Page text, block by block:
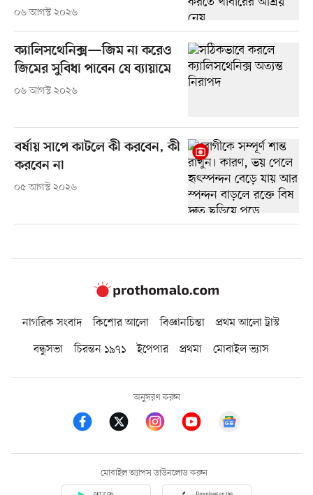
০৬ আগস্ট ২০২৬
ক্যালিসথেনিক্স—জিম না করেও
জিমের সুবিধা পাবেন যে ব্যায়ামে
০৬ আগস্ট ২০২৬
বর্ষায় সাপে কাটলে কী করবেন, কী
করবেন না
০৫ আগস্ট ২০২৬
নাগরিক সংবাদ কিশোর আলো বিজ্ঞানচিন্তা
প্রথম আলো ট্রাস্ট
বন্ধুসভা
চিরন্তন ১৯৭১ ইপেপার প্রথমা মোবাইল ভ্যাস
অনুসরণ করুন
মোবাইল অ্যাপস ডাউনলোড করুন